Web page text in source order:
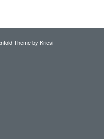
Theme by Kriesi